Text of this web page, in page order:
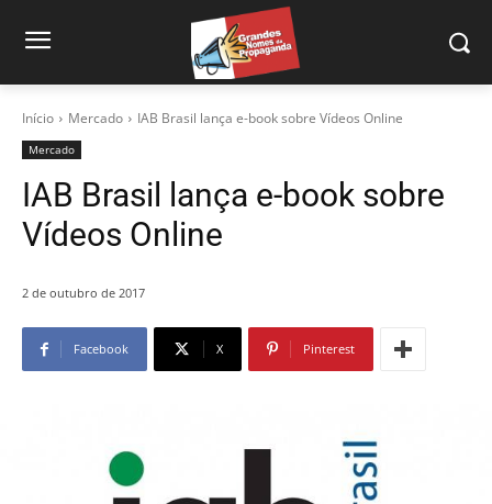
Início Mercado IAB Brasil lança e-book sobre Vídeos Online
Mercado
IAB Brasil lança e-book sobre
Vídeos Online
2 de outubro de 2017
Facebook X Pinterest